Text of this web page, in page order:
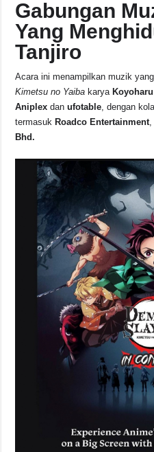
Gabungan
Yang
Tanjiro
Acara ini menampilkan muzik
Kimetsu no Yaiba karya
Aniplex danufotable, dengan
termasuk Roadco Entertainment,
Bhd.